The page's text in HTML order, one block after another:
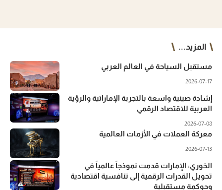
المزيد...
مستقبل السياحة في العالم العربي
2026-07-17
إشادة صينية واسعة بالتجربة الإماراتية والرؤية
العربية للاقتصاد الرقمي
2026-07-08
معركة العملات في الأزمات العالمية
2026-07-13
الخوري: الإمارات قدمت نموذجاً عالمياً في
تحويل القدرات الرقمية إلى تنافسية اقتصادية
وحوكمة مستقبلية